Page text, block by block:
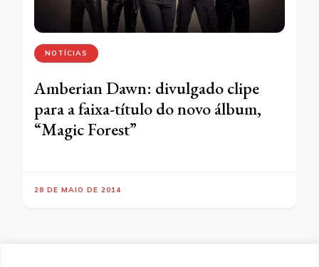
NOTÍCIAS
Amberian Dawn: divulgado clipe
para a faixa-título do novo álbum,
“Magic Forest”
28 DE MAIO DE 2014